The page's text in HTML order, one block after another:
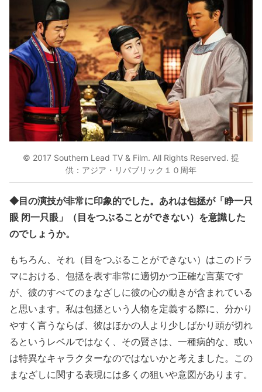
© 2017 Southern Lead TV & Film. All Rights Reserved. 提
供：アジア・リパブリック１０周年
◆目の演技が非常に印象的でした。あれは包拯が「睁一只
眼 闭一只眼」（目をつぶることができない）を意識した
のでしょうか。
もちろん、それ（目をつぶることができない）はこのドラ
マにおける、包拯を表す非常に適切かつ正確な言葉です
が、彼のすべてのまなざしに彼の心の動きが含まれている
と思います。私は包拯という人物を定義する際に、分かり
やすく言うならば、彼はほかの人より少しばかり頭が切れ
るというレベルではなく、その賢さは、一種病的な、或い
は特異なキャラクターなのではないかと考えました。この
まなざしに関する表現には多くの狙いや意図があります。